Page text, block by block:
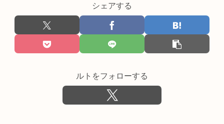
シェアする
ルトをフォローする